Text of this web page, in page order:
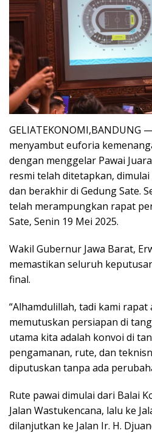
GELIATEKONOMI,BANDUNG
menyambut euforia
dengan menggelar Pawai
resmi telah ditetapkan,
dan berakhir di Gedung Sate.
telah merampungkan rapat
Sate, Senin 19 Mei 2025.
Wakil Gubernur Jawa Barat,
memastikan seluruh
final.
“Alhamdulillah, tadi kami
memutuskan persiapan di
utama kita adalah konvoi di
pengamanan, rute, dan
diputuskan tanpa ada
Rute pawai dimulai dari Balai
Jalan Wastukencana, lalu ke
dilanjutkan ke Jalan Ir. H.